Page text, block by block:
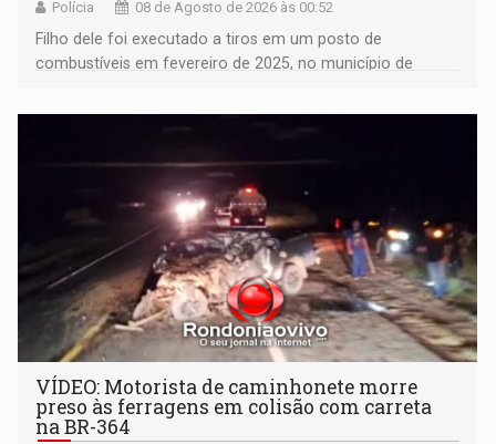
Polícia 08 de Agosto de 2026 às 00:52
Filho dele foi executado a tiros em um posto de
combustíveis em fevereiro de 2025, no município de
VÍDEO: Motorista de caminhonete morre
preso às ferragens em colisão com carreta
na BR-364